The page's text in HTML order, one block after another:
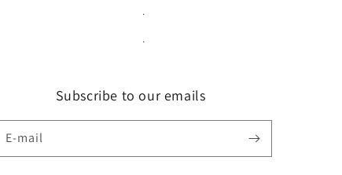
.
.
Subscribe to our emails
E-mail